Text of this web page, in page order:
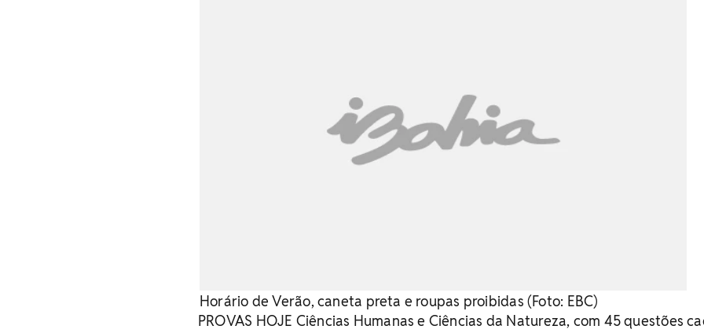
Horário de Verão, caneta preta e roupas proibidas (Foto: EBC)
PROVAS HOJE Ciências Humanas e Ciências da Natureza, com 45 questões